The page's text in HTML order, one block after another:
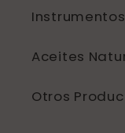
Aceites
Otros